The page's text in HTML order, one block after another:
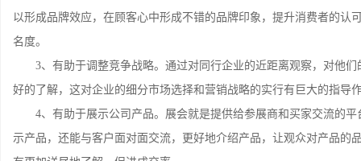
以形成品牌效应，在顾客心中形成不错的品牌印象，提升消费者的认
名度。
3、有助于调整竞争战略。通过对同行企业的近距离观察，对他们
好的了解，这对企业的细分市场选择和营销战略的实行有巨大的指导
4、有助于展示公司产品。展会就是提供给参展商和买家交流的平
示产品，还能与客户面对面交流，更好地介绍产品，让观众对产品的